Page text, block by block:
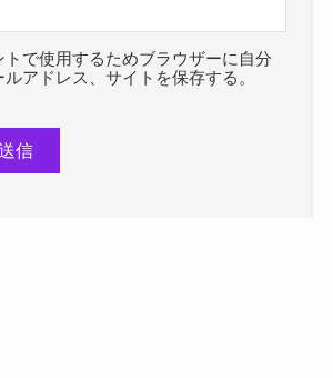
トで使用するためブラウザーに自分
アドレス、サイトを保存する。